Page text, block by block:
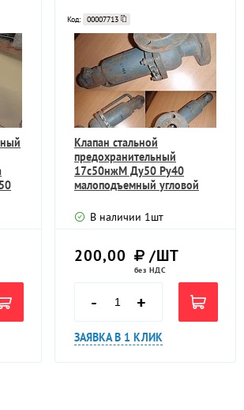
Код: 00007713
Клапан стальной
предохранительный
17с50нжМ Ду50 Ру40
малоподъемный угловой
В наличии 1шт
200,00 /ШТ
без НДС
- +
ЗАЯВКА В 1 КЛИК